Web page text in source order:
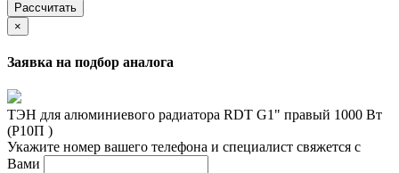
Рассчитать
×
Заявка на подбор аналога
ТЭН для алюминиевого радиатора RDT G1" правый 1000 Вт
(Р10П )
Укажите номер вашего телефона и специалист свяжется с
Вами